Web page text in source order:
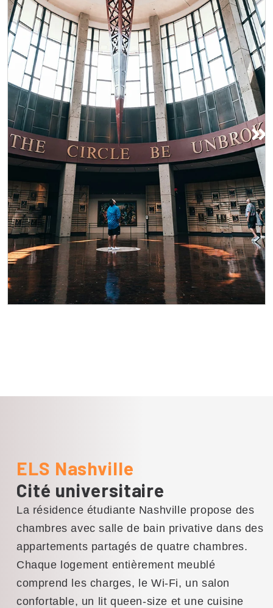
Country Music Hall of Fame® et
musée
et des expériences interactives.
ELS Nashville
Cité universitaire
La résidence étudiante Nashville propose des
chambres avec salle de bain privative dans des
appartements partagés de quatre chambres.
Chaque logement entièrement meublé
comprend les charges, le Wi-Fi, un salon
confortable, un lit queen-size et une cuisine